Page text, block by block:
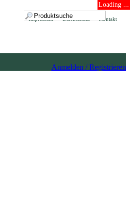
Loading ...
Kontakt
Datenschutz
Impressum
Anmelden / Registrieren